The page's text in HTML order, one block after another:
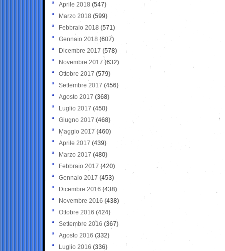
Aprile 2018 (547)
Marzo 2018 (599)
Febbraio 2018 (571)
Gennaio 2018 (607)
Dicembre 2017 (578)
Novembre 2017 (632)
Ottobre 2017 (579)
Settembre 2017 (456)
Agosto 2017 (368)
Luglio 2017 (450)
Giugno 2017 (468)
Maggio 2017 (460)
Aprile 2017 (439)
Marzo 2017 (480)
Febbraio 2017 (420)
Gennaio 2017 (453)
Dicembre 2016 (438)
Novembre 2016 (438)
Ottobre 2016 (424)
Settembre 2016 (367)
Agosto 2016 (332)
Luglio 2016 (336)